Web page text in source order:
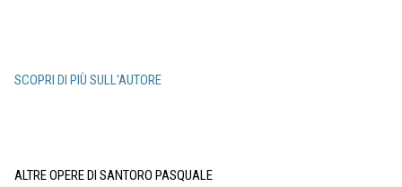
SCOPRI DI PIÙ SULL'AUTORE
ALTRE OPERE DI SANTORO PASQUALE